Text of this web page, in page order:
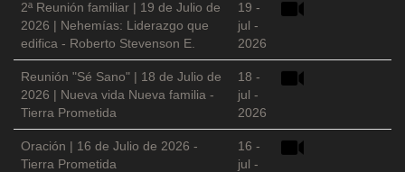
2ª Reunión familiar | 19 de Julio de
2026 | Nehemías: Liderazgo que
edifica - Roberto Stevenson E.
19 -
jul -
2026
Reunión "Sé Sano" | 18 de Julio de
2026 | Nueva vida Nueva familia -
Tierra Prometida
18 -
jul -
2026
Oración | 16 de Julio de 2026 -
Tierra Prometida
16 -
jul -